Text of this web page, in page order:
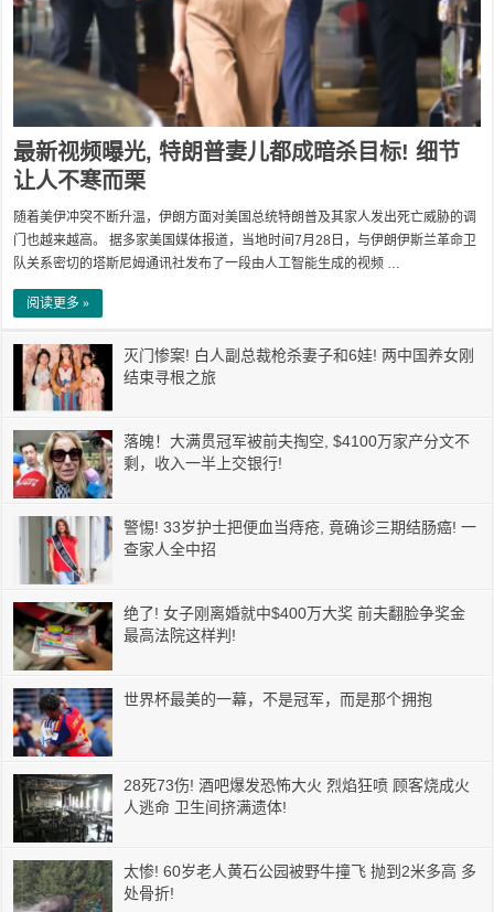
最新视频曝光, 特朗普妻儿都成暗杀目标! 细节
让人不寒而栗
随着美伊冲突不断升温，伊朗方面对美国总统特朗普及其家人发出死亡威胁的调
门也越来越高。 据多家美国媒体报道，当地时间7月28日，与伊朗伊斯兰革命卫
队关系密切的塔斯尼姆通讯社发布了一段由人工智能生成的视频 …
阅读更多 »
灭门惨案! 白人副总裁枪杀妻子和6娃! 两中国养女刚
结束寻根之旅
落魄！大满贯冠军被前夫掏空, $4100万家产分文不
剩，收入一半上交银行!
警惕! 33岁护士把便血当痔疮, 竟确诊三期结肠癌! 一
查家人全中招
绝了! 女子刚离婚就中$400万大奖 前夫翻脸争奖金
最高法院这样判!
世界杯最美的一幕，不是冠军，而是那个拥抱
28死73伤! 酒吧爆发恐怖大火 烈焰狂喷 顾客烧成火
人逃命 卫生间挤满遗体!
太惨! 60岁老人黄石公园被野牛撞飞 抛到2米多高 多
处骨折!